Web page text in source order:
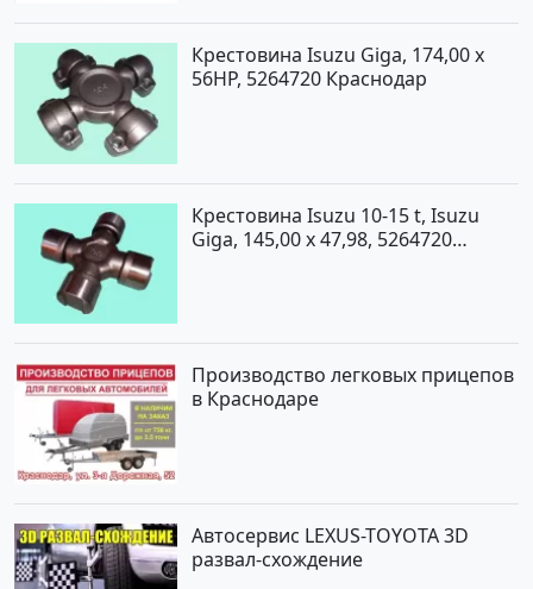
Крестовина Isuzu Giga, 174,00 x
56HP, 5264720 Краснодар
Крестовина Isuzu 10-15 t, Isuzu
Giga, 145,00 x 47,98, 5264720
Производство легковых прицепов
в Краснодаре
Автосервис LEXUS-TOYOTA 3D
развал-схождение